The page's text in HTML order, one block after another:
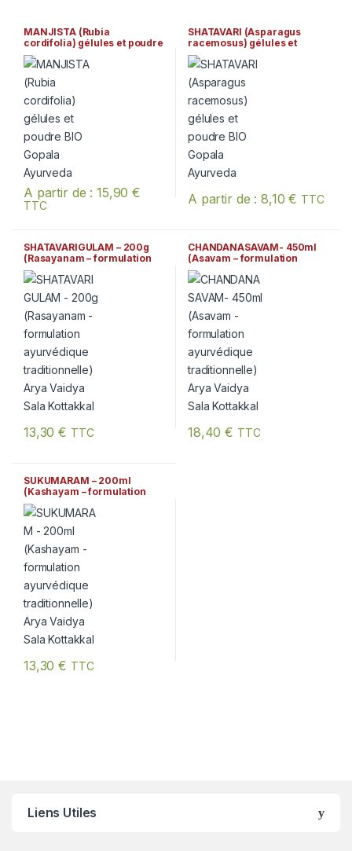
MANJISTA (Rubia
cordifolia) gélules et poudre
BIO Gopala Ayurveda
A partir de :15,90€
TTC
Ce produit a plusieurs variations. Les options peuvent être
SHATAVARI (Asparagus
racemosus) gélules et
poudre BIO Gopala
Ayurveda
A partir de :8,10€ TTC
SHATAVARIGULAM – 200g
(Rasayanam – formulation
ayurvédique traditionnelle)
Arya Vaidya Sala Kottakkal
13,30€ TTC
CHANDANASAVAM- 450ml
(Asavam – formulation
ayurvédique traditionnelle)
Arya Vaidya Sala Kottakkal
18,40€ TTC
SUKUMARAM – 200ml
(Kashayam – formulation
ayurvédique traditionnelle)
Arya Vaidya Sala Kottakkal
13,30€ TTC
Liens Utiles